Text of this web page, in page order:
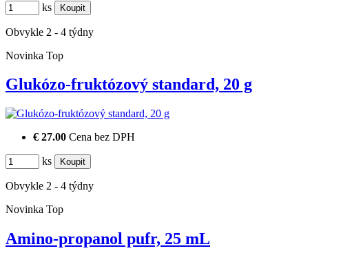
ks
Obvykle 2 - 4 týdny
Novinka Top
Glukózo-fruktózový standard, 20 g
€ 27.00 Cena bez DPH
ks
Obvykle 2 - 4 týdny
Novinka Top
Amino-propanol pufr, 25 mL